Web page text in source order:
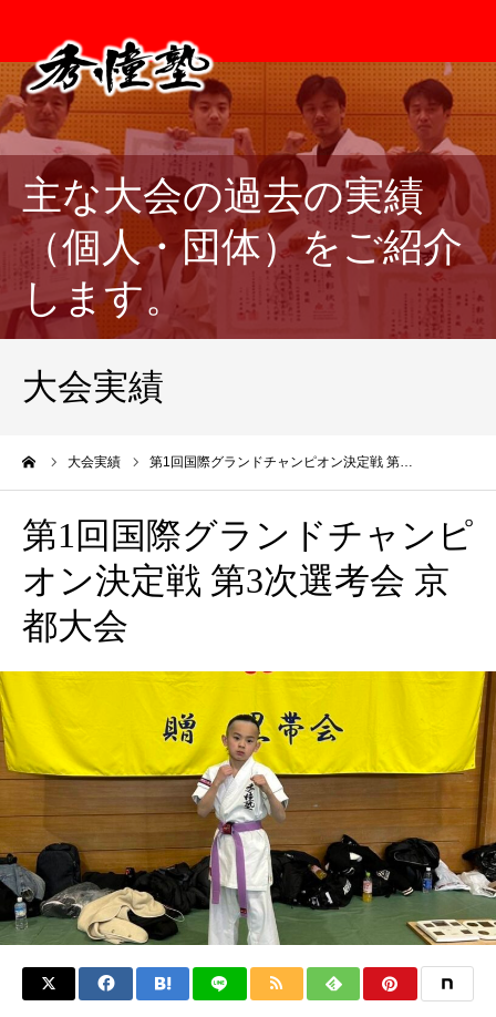
主な大会の過去の実績
（個人・団体）をご紹介
します。
大会実績
大会実績 第1回国際グランドチャンピオン決定戦 第…
第1回国際グランドチャンピ
オン決定戦 第3次選考会 京
都大会